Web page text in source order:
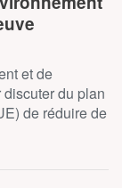
et de
du plan
de réduire de